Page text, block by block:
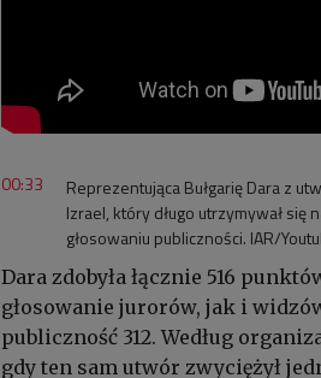
00:33
Reprezentująca Bułgarię Dara z
Izrael, który długo utrzymywał się
głosowaniu publiczności. IAR/
Dara zdobyła łącznie 516
głosowanie jurorów, jak i
publiczność 312. Według
gdy ten sam utwór zwyciężył